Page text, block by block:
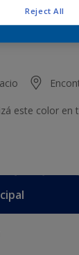
a la lista de
este color en
Reject All